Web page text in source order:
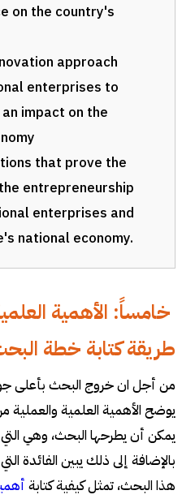
on the country's
approach
enterprises to
impact on the
that prove the
entrepreneurship
enterprises and
national economy.
خامساً: الأهمية
طريقة كتابة خطة
من أجل ان خروج البحث بأعلى
يوضح الأهمية العلمية والعملية
يمكن أن يطرحها البحث، وهي التي
بالإضافة إلى ذلك يبين الفائدة
هذا البحث، تمثل كيفية كتابة